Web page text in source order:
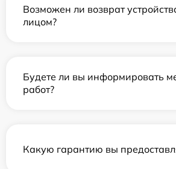
Возможен ли возврат
лицом?
Будете ли вы информировать
работ?
Какую гарантию вы